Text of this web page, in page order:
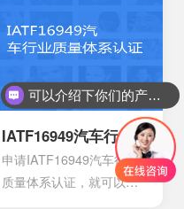
程中所不可以缺少的，但
是因为组织的架构和管理
的基础有所区别，所以可
能也会存在一定的差异
阶段就能够自行的完成，
构去协助。体系的文件，
其中也会包含三大体系的
手册，其中会包含各种操
作指南，记录文件，还有
规章制度，尽量要选择一
IATF16949汽车行业质量体系认证
申请IATF16949汽车行业
质量体系认证，就可以有
可以介绍下你们的产品么？